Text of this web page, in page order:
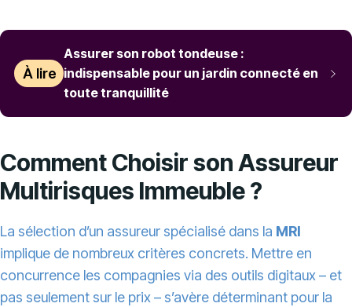
À lire
Assurer son robot tondeuse :
indispensable pour un jardin connecté en
toute tranquillité
Comment Choisir son Assureur
Multirisques Immeuble ?
La sélection d’un assureur spécialisé dans la MRI
implique de nombreux critères concrets. Mettre en
concurrence les compagnies via des outils digitaux – et
pas seulement sur le prix – s’avère déterminant pour la